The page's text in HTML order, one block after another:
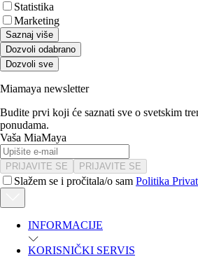
Statistika
Marketing
Saznaj više
Dozvoli odabrano
Dozvoli sve
Miamaya newsletter
Budite prvi koji će saznati sve o svetskim
ponudama.
Vaša MiaMaya
PRIJAVITE SE PRIJAVITE SE
Slažem se i pročitala/o sam Politika
INFORMACIJE
KORISNIČKI SERVIS